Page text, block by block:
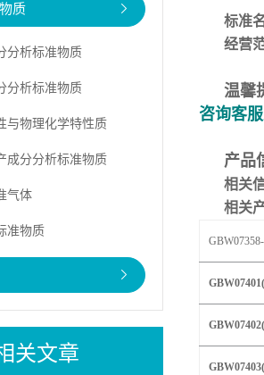
质
分析标准物质
分析标准物质
与物理化学特性质
成分分析标准物质
气体
准物质
关文章
标准
经营
温馨
咨询客
产品
相关
相关
GBW073